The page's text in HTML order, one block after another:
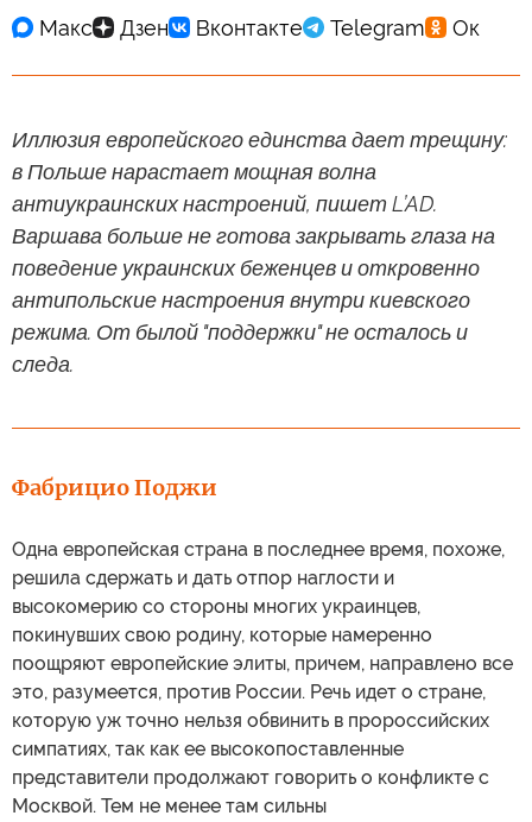
Иллюзия европейского единства дает трещину:
в Польше нарастает мощная волна
антиукраинских настроений, пишет L’AD.
Варшава больше не готова закрывать глаза на
поведение украинских беженцев и откровенно
антипольские настроения внутри киевского
режима. От былой "поддержки" не осталось и
следа.
Фабрицио Поджи
Одна европейская страна в последнее время, похоже,
решила сдержать и дать отпор наглости и
высокомерию со стороны многих украинцев,
покинувших свою родину, которые намеренно
поощряют европейские элиты, причем, направлено все
это, разумеется, против России. Речь идет о стране,
которую уж точно нельзя обвинить в пророссийских
симпатиях, так как ее высокопоставленные
представители продолжают говорить о конфликте с
Москвой. Тем не менее там сильны